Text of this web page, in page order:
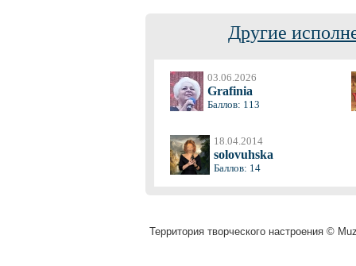
Другие
03.06.2026
Grafinia
Баллов: 113
18.04.2014
solovuhska
Баллов: 14
Территория творческого настроения ©